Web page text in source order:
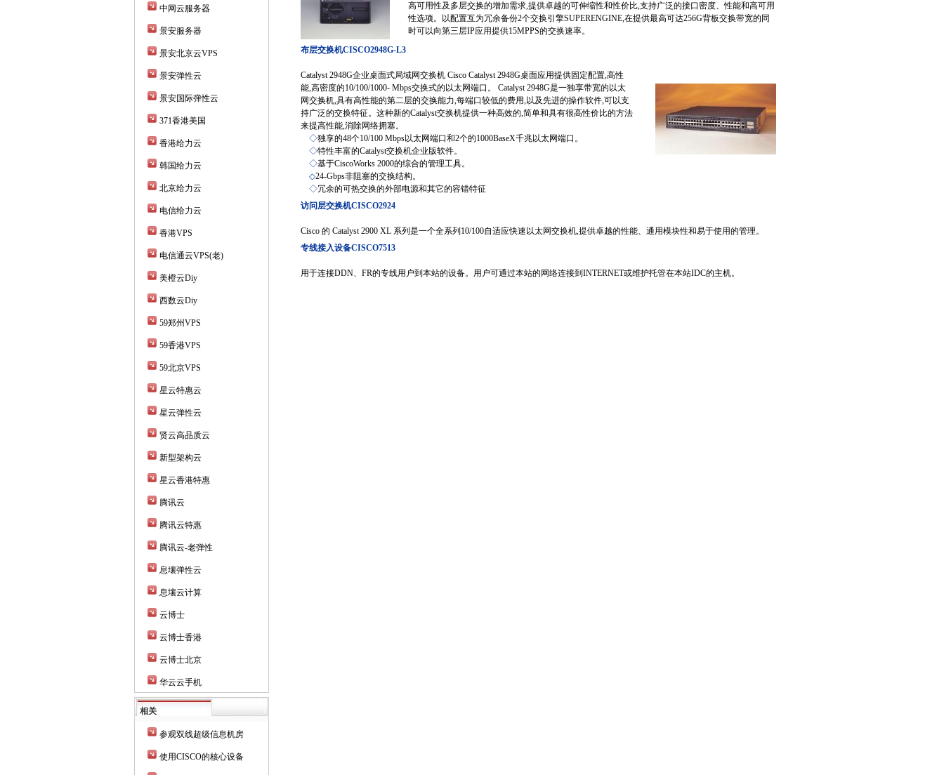
中网云服务器
景安服务器
景安北京云VPS
景安弹性云
景安国际弹性云
371香港美国
香港给力云
韩国给力云
北京给力云
电信给力云
香港VPS
电信通云VPS(老)
美橙云Diy
西数云Diy
59郑州VPS
59香港VPS
59北京VPS
星云特惠云
星云弹性云
贤云高品质云
新型架构云
星云香港特惠
腾讯云
腾讯云特惠
腾讯云-老弹性
息壤弹性云
息壤云计算
云博士
云博士香港
云博士北京
华云云手机
相关
参观双线超级信息机房
使用CISCO的核心设备
高可用性及多层交换的增加需求,提供卓越的可伸缩性和性价比,支持广泛的接口密度、性能和高可用
性选项。以配置互为冗余备份2个交换引擎SUPERENGINE,在提供最高可达256G背板交换带宽的同
时可以向第三层IP应用提供15MPPS的交换速率。
布层交换机CISCO2948G-L3
Catalyst 2948G企业桌面式局域网交换机 Cisco Catalyst 2948G桌面应用提供固定配置,高性
能,高密度的10/100/1000- Mbps交换式的以太网端口。 Catalyst 2948G是一独享带宽的以太
网交换机,具有高性能的第二层的交换能力,每端口较低的费用,以及先进的操作软件,可以支
持广泛的交换特征。这种新的Catalyst交换机提供一种高效的,简单和具有很高性价比的方法
来提高性能,消除网络拥塞。
◇独享的48个10/100 Mbps以太网端口和2个的1000BaseX千兆以太网端口。
◇特性丰富的Catalyst交换机企业版软件。
◇基于CiscoWorks 2000的综合的管理工具。
◇24-Gbps非阻塞的交换结构。
◇冗余的可热交换的外部电源和其它的容错特征
访问层交换机CISCO2924
Cisco 的 Catalyst 2900 XL 系列是一个全系列10/100自适应快速以太网交换机,提供卓越的性能、通用模块性和易于使用的管理。
专线接入设备CISCO7513
用于连接DDN、FR的专线用户到本站的设备。用户可通过本站的网络连接到INTERNET或维护托管在本站IDC的主机。